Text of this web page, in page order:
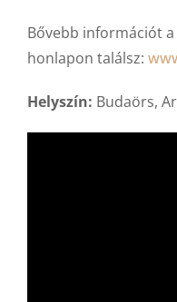
Bővebb információt
honlapon találsz:
Helyszín: Budaörs,